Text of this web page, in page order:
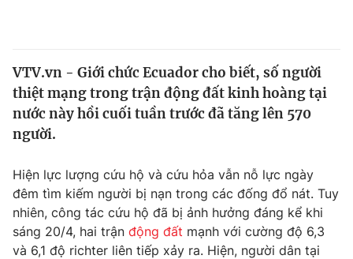
Thế giới
Tin tức
Câu chuyện quốc tế
Kinh tế
Tài chính
Thị trường
Góc doanh nghiệp
Dữ liệu và đời sống
Truyền hình
VTV.vn - Giới chức Ecuador cho biết, số người
thiệt mạng trong trận động đất kinh hoàng tại
nước này hồi cuối tuần trước đã tăng lên 570
người.
Hiện lực lượng cứu hộ và cứu hỏa vẫn nỗ lực ngày
đêm tìm kiếm người bị nạn trong các đống đổ nát. Tuy
nhiên, công tác cứu hộ đã bị ảnh hưởng đáng kể khi
sáng 20/4, hai trận động đất mạnh với cường độ 6,3
và 6,1 độ richter liên tiếp xảy ra. Hiện, người dân tại